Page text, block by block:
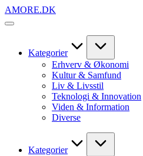
Skip
to
AMORE.DK
For
Kategorier
Erhverv & Økonomi
Kultur & Samfund
Liv & Livsstil
Teknologi & Innovation
Viden & Information
Diverse
Kategorier